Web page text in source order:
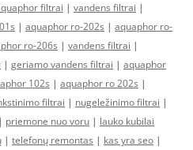
filtrai | vandens filtrai |
| aquaphor ro-202s | aquaphor ro-
ro-206s | vandens filtrai |
| geriamo vandens filtrai | aquaphor
102s | aquaphor ro 202s |
filtrai | nugeležinimo filtrai |
| priemone nuo voru | lauko kubilai
| telefonų remontas | kas yra seo |